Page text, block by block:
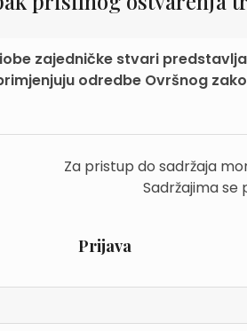
zajedničke stvari
odredbe Ovršnog
Za pristup do sadržaja
Sadržajima se
Prijava